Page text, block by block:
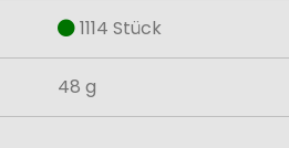
1114 Stück
48 g